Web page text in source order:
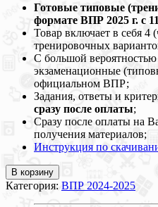
Готовые типовые
формате ВПР 2025 г. с
Товар включает в себя 4
тренировочных
С большой
экзаменационные
официальном ВПР;
Задания, ответы и
сразу после оплаты;
Сразу после оплаты на
получения материалов;
Инструкция по
В корзину
Категория: ВПР 2024-2025